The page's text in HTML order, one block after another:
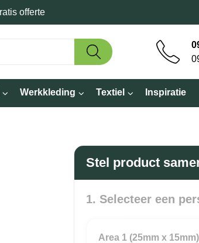
offerte
Werkkleding Textiel Inspiratie
Stel product
1. Selecteer een
Area 1 (25mm x 15mm)